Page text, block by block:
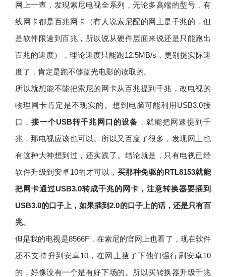
网上一查，发现索尼电视全系列，无论多高端的型号，有
线网卡都是百兆网卡（有人说索尼配的网上是千兆的，但
是软件限速到百兆，所以说从硬件层面来说还是只能跑出
百兆的速度），理论速度只能跑12.5MB/s，更别提实际速
度了，肯定是跑不够蓝光电影的读取的。
所以就想能不能把索尼的网卡从百兆提到千兆，改电视的
物理网卡肯定是不现实的。想到电脑可能利用USB3.0接
口，接一个USB转千兆网口的设备 ，就能把网速提到千
兆，那电视应该也可以。所以又百度了很多，发现网上也
有这种大神想到过，还实践了。结论就是，只有电视已经
软件升级到安卓10的才可以， 买那种免驱的RTL8153就能
把网卡通过USB3.0转成千兆的网卡，注意转换器要插到
USB3.0的口子上，如果插到2.0的口子上的话，还是只有百
兆。
但是我的电视是8566F，在索尼的官网上也看了，现在软件
还不支持升到安卓10，在网上搜了下他们强行刷安卓10
的，好像没有一个是有好下场的。所以买转换器升级千兆